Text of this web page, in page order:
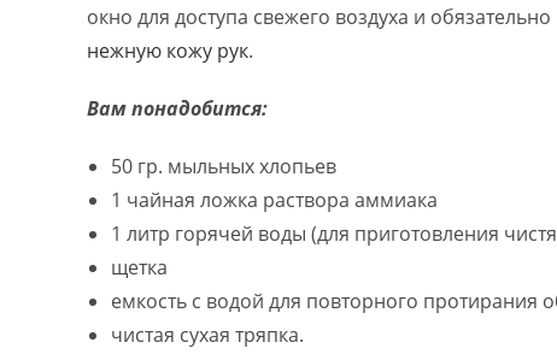
окно для доступа свежего воздуха и
нежную кожу рук.
Вам понадобится:
50 гр. мыльных хлопьев
1 чайная ложка раствора аммиака
1 литр горячей воды (для приготовления
щетка
емкость с водой для повторного протирания
чистая сухая тряпка.